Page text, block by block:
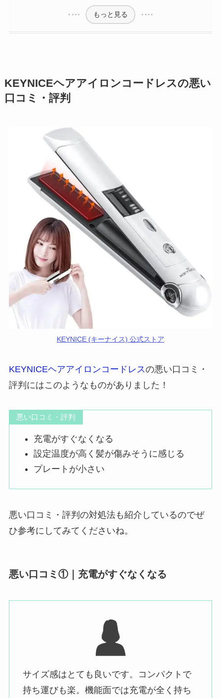
もっと見る
KEYNICEヘアアイロンコードレスの悪い
口コミ・評判
KEYNICE (キーナイス) 公式ストア
KEYNICEヘアアイロンコードレスの悪い口コミ・
評判にはこのようなものがありました！
悪い口コミ・評判
充電がすぐなくなる
設定温度が高く髪が傷みそうに感じる
プレートが小さい
悪い口コミ・評判の対処法も紹介しているのでぜ
ひ参考にしてみてくださいね。
悪い口コミ①｜充電がすぐなくなる
サイズ感はとても良いです。コンパクトで
持ち運びも楽。機能面では充電が全く持ち